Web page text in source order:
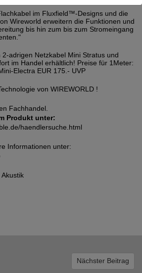
im Fluxfield™-Designs und die
Wireworld erweitern die Funktionen und
bis hin zum bis zum Stromeingang
adrigen Netzkabel Mini Stratus und
im Handel erhältlich! Preise für 1Meter:
Electra EUR 175.- UVP
von WIREWORLD !
Fachhandel.
Produkt unter:
haendlersuche.html
Informationen unter:
Nächster Beitrag